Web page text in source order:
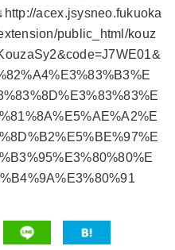
acex.jsysneo.fukuoka
public_html/kouz